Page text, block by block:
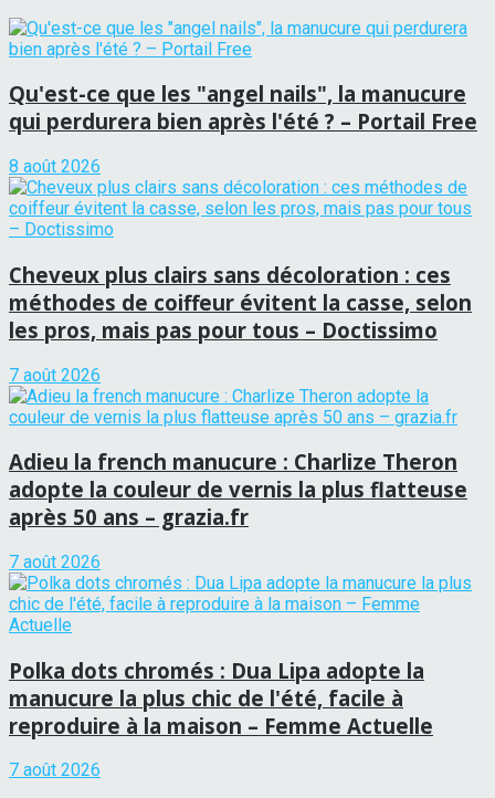
Qu'est-ce que les "angel nails", la manucure
qui perdurera bien après l'été ? – Portail Free
8 août 2026
Cheveux plus clairs sans décoloration : ces
méthodes de coiffeur évitent la casse, selon
les pros, mais pas pour tous – Doctissimo
7 août 2026
Adieu la french manucure : Charlize Theron
adopte la couleur de vernis la plus flatteuse
après 50 ans – grazia.fr
7 août 2026
Polka dots chromés : Dua Lipa adopte la
manucure la plus chic de l'été, facile à
reproduire à la maison – Femme Actuelle
7 août 2026